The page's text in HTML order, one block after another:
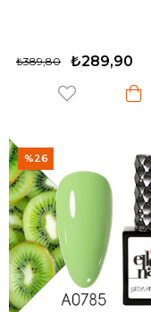
₺289,90
₺389,80
%26